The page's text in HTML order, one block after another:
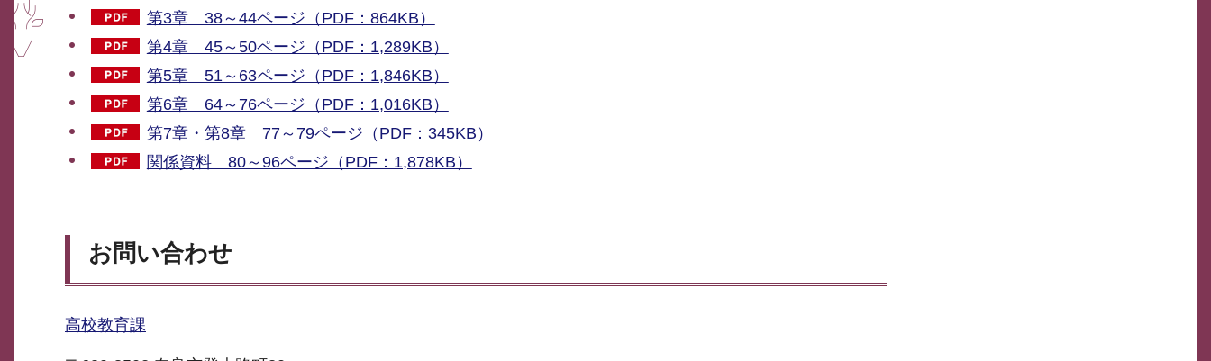
第3章 38～44ページ（PDF：864KB）
第4章 45～50ページ（PDF：1,289KB）
第5章 51～63ページ（PDF：1,846KB）
第6章 64～76ページ（PDF：1,016KB）
第7章・第8章 77～79ページ（PDF：345KB）
関係資料 80～96ページ（PDF：1,878KB）
お問い合わせ
高校教育課